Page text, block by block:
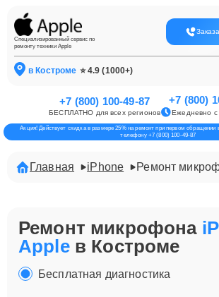
Специализированный сервис по
ремонту техники Apple
в Костроме ⭐ 4.9 (1000+)
+7 (800) 100-49-87
БЕСПЛАТНО для всех регионов
+7 (800)
Ежедневно
Акция! Действует скидка в размере 25% на ремонт при первом обращении
телефону +7 (800) 100-49-87
Главная iPhone Ремонт
Ремонт микрофона
Appleв Костроме
Бесплатная диагностика